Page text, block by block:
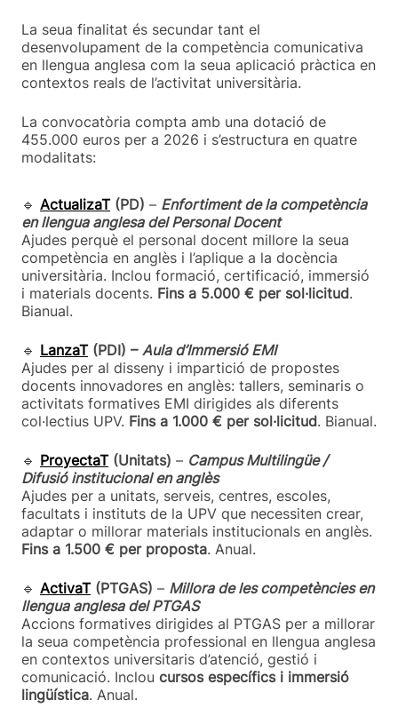
La seua finalitat és secundar tant el
desenvolupament de la competència comunicativa
en llengua anglesa com la seua aplicació pràctica en
contextos reals de l’activitat universitària.
La convocatòria compta amb una dotació de
455.000 euros per a 2026 i s’estructura en quatre
modalitats:
🔹 ActualizaT(PD) – Enfortiment de la competència
en llengua anglesa del Personal Docent
Ajudes perquè el personal docent millore la seua
competència en anglès i l’aplique a la docència
universitària. Inclou formació, certificació, immersió
i materials docents. Fins a 5.000 € per sol·licitud.
Bianual.
🔹 LanzaT(PDI) – Aula d’Immersió EMI
Ajudes per al disseny i impartició de propostes
docents innovadores en anglès: tallers, seminaris o
activitats formatives EMI dirigides als diferents
col·lectius UPV. Fins a 1.000 € per sol·licitud. Bianual.
🔹 ProyectaT(Unitats) – Campus Multilingüe /
Difusió institucional en anglès
Ajudes per a unitats, serveis, centres, escoles,
facultats i instituts de la UPV que necessiten crear,
adaptar o millorar materials institucionals en anglès.
Fins a 1.500 € per proposta. Anual.
🔹 ActivaT(PTGAS) – Millora de les competències en
llengua anglesa del PTGAS
Accions formatives dirigides al PTGAS per a millorar
la seua competència professional en llengua anglesa
en contextos universitaris d’atenció, gestió i
comunicació. Inclou cursos específics i immersió
lingüística. Anual.